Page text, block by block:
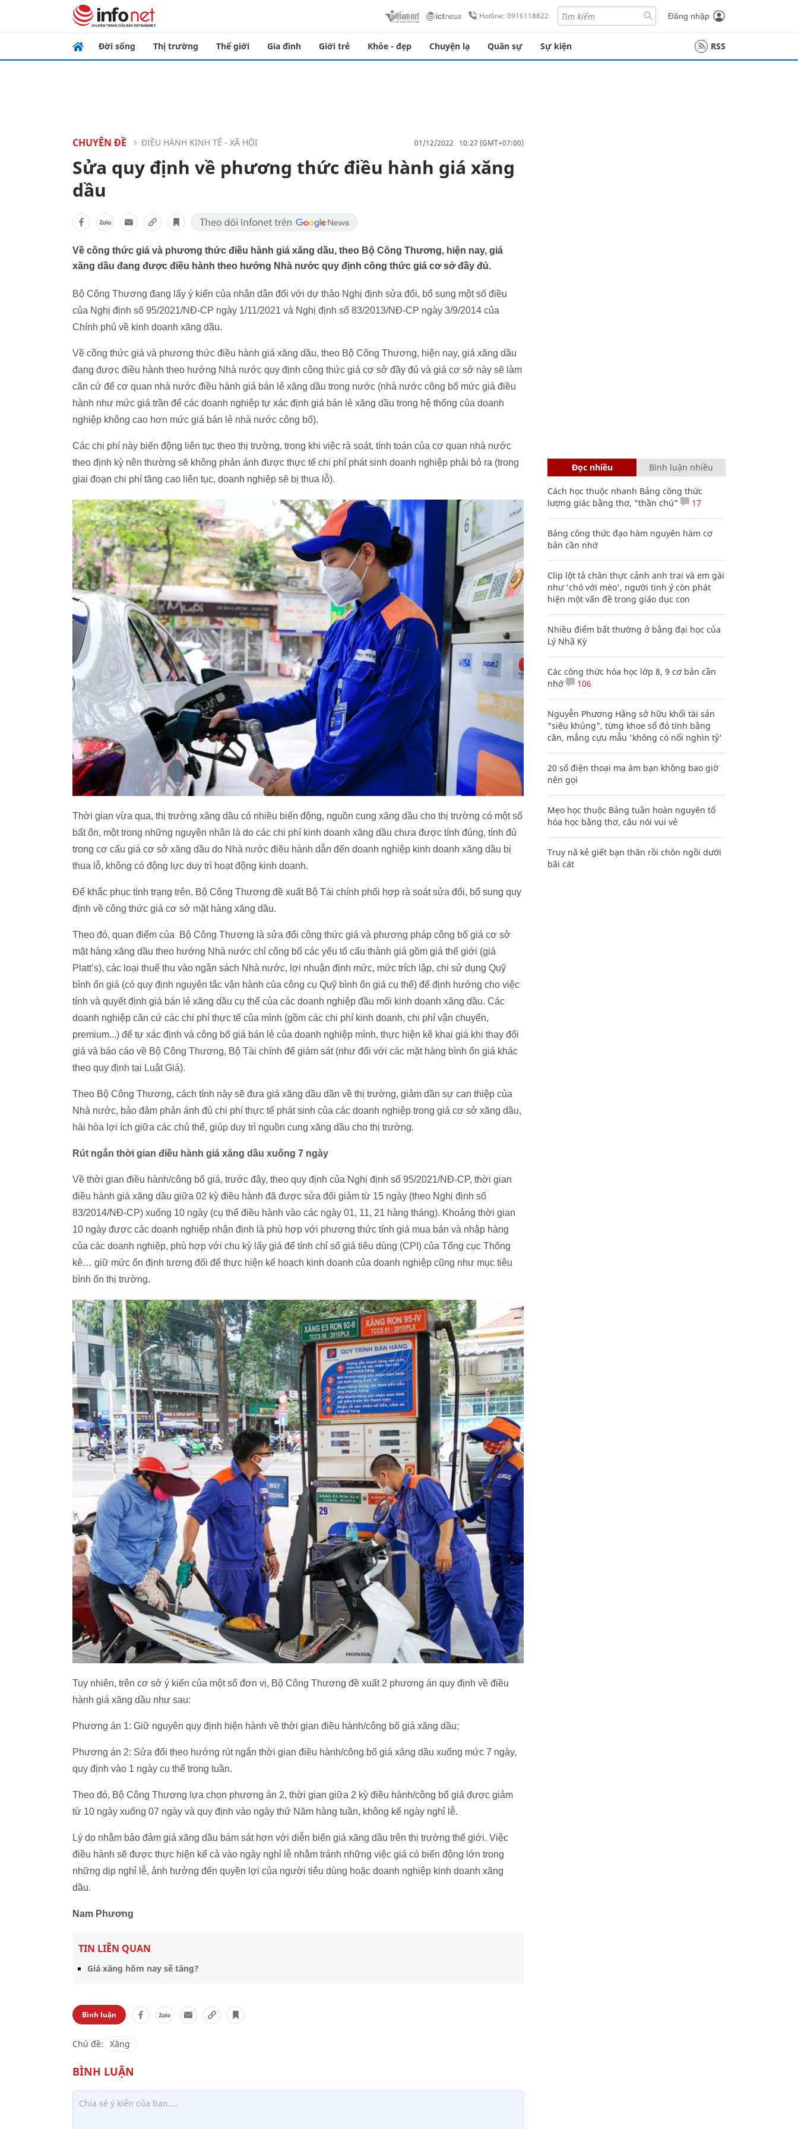
Hotline: 0916118822 Đăng nhập
Đời sống Thị trường Thế giới Gia đình Giới trẻ Khỏe - đẹp Chuyện lạ Quân sự Sự kiện RSS
CHUYÊN ĐỀ ĐIỀU HÀNH KINH TẾ - XÃ HỘI 01/12/2022 10:27 (GMT+07:00)
Sửa quy định về phương thức điều hành giá xăng
dầu
Về công thức giá và phương thức điều hành giá xăng dầu, theo Bộ Công Thương, hiện nay, giá
xăng dầu đang được điều hành theo hướng Nhà nước quy định công thức giá cơ sở đầy đủ.
Bộ Công Thương đang lấy ý kiến của nhân dân đối với dự thảo Nghị định sửa đổi, bổ sung một số điều
của Nghị định số 95/2021/NĐ-CP ngày 1/11/2021 và Nghị định số 83/2013/NĐ-CP ngày 3/9/2014 của
Chính phủ về kinh doanh xăng dầu.
Về công thức giá và phương thức điều hành giá xăng dầu, theo Bộ Công Thương, hiện nay, giá xăng dầu
đang được điều hành theo hướng Nhà nước quy định công thức giá cơ sở đầy đủ và giá cơ sở này sẽ làm
căn cứ để cơ quan nhà nước điều hành giá bán lẻ xăng dầu trong nước (nhà nước công bố mức giá điều
hành như mức giá trần để các doanh nghiệp tự xác định giá bán lẻ xăng dầu trong hệ thống của doanh
nghiệp không cao hơn mức giá bán lẻ nhà nước công bố).
Các chi phí này biến động liên tục theo thị trường, trong khi việc rà soát, tính toán của cơ quan nhà nước
theo định kỳ nên thường sẽ không phản ánh được thực tế chi phí phát sinh doanh nghiệp phải bỏ ra (trong
giai đoạn chi phí tăng cao liên tục, doanh nghiệp sẽ bị thua lỗ).
Thời gian vừa qua, thị trường xăng dầu có nhiều biến động, nguồn cung xăng dầu cho thị trường có một số
bất ổn, một trong những nguyên nhân là do các chi phí kinh doanh xăng dầu chưa được tính đúng, tính đủ
trong cơ cấu giá cơ sở xăng dầu do Nhà nước điều hành dẫn đến doanh nghiệp kinh doanh xăng dầu bị
thua lỗ, không có động lực duy trì hoạt động kinh doanh.
Để khắc phục tình trạng trên, Bộ Công Thương đề xuất Bộ Tài chính phối hợp rà soát sửa đổi, bổ sung quy
định về công thức giá cơ sở mặt hàng xăng dầu.
Theo đó, quan điểm của Bộ Công Thương là sửa đổi công thức giá và phương pháp công bố giá cơ sở
mặt hàng xăng dầu theo hướng Nhà nước chỉ công bố các yếu tố cấu thành giá gồm giá thế giới (giá
Platt’s), các loại thuế thu vào ngân sách Nhà nước, lợi nhuận định mức, mức trích lập, chi sử dụng Quỹ
bình ổn giá (có quy định nguyên tắc vận hành của công cụ Quỹ bình ổn giá cụ thể) để định hướng cho việc
tính và quyết định giá bán lẻ xăng dầu cụ thể của các doanh nghiệp đầu mối kinh doanh xăng dầu. Các
doanh nghiệp căn cứ các chi phí thực tế của mình (gồm các chi phí kinh doanh, chi phí vận chuyển,
premium...) để tự xác định và công bố giá bán lẻ của doanh nghiệp mình, thực hiện kê khai giá khi thay đổi
giá và báo cáo về Bộ Công Thương, Bộ Tài chính để giám sát (như đối với các mặt hàng bình ổn giá khác
theo quy định tại Luật Giá).
Theo Bộ Công Thương, cách tính này sẽ đưa giá xăng dầu dần về thị trường, giảm dần sự can thiệp của
Nhà nước, bảo đảm phản ánh đủ chi phí thực tế phát sinh của các doanh nghiệp trong giá cơ sở xăng dầu,
hài hòa lợi ích giữa các chủ thể, giúp duy trì nguồn cung xăng dầu cho thị trường.
Rút ngắn thời gian điều hành giá xăng dầu xuống 7 ngày
Về thời gian điều hành/công bố giá, trước đây, theo quy định của Nghị định số 95/2021/NĐ-CP, thời gian
điều hành giá xăng dầu giữa 02 kỳ điều hành đã được sửa đổi giảm từ 15 ngày (theo Nghị định số
83/2014/NĐ-CP) xuống 10 ngày (cụ thể điều hành vào các ngày 01, 11, 21 hàng tháng). Khoảng thời gian
10 ngày được các doanh nghiệp nhận định là phù hợp với phương thức tính giá mua bán và nhập hàng
của các doanh nghiệp, phù hợp với chu kỳ lấy giá để tính chỉ số giá tiêu dùng (CPI) của Tổng cục Thống
kê… giữ mức ổn định tương đối để thực hiện kế hoạch kinh doanh của doanh nghiệp cũng như mục tiêu
bình ổn thị trường.
Tuy nhiên, trên cơ sở ý kiến của một số đơn vị, Bộ Công Thương đề xuất 2 phương án quy định về điều
hành giá xăng dầu như sau:
Phương án 1: Giữ nguyên quy định hiện hành về thời gian điều hành/công bố giá xăng dầu;
Phương án 2: Sửa đổi theo hướng rút ngắn thời gian điều hành/công bố giá xăng dầu xuống mức 7 ngày,
quy định vào 1 ngày cụ thể trong tuần.
Theo đó, Bộ Công Thương lựa chọn phương án 2, thời gian giữa 2 kỳ điều hành/công bố giá được giảm
từ 10 ngày xuống 07 ngày và quy định vào ngày thứ Năm hàng tuần, không kể ngày nghỉ lễ.
Lý do nhằm bảo đảm giá xăng dầu bám sát hơn với diễn biến giá xăng dầu trên thị trường thế giới. Việc
điều hành sẽ được thực hiện kể cả vào ngày nghỉ lễ nhằm tránh những việc giá có biến động lớn trong
những dịp nghỉ lễ, ảnh hưởng đến quyền lợi của người tiêu dùng hoặc doanh nghiệp kinh doanh xăng
dầu.
Nam Phương
TIN LIÊN QUAN
Giá xăng hôm nay sẽ tăng?
Bình luận
Chủ đề: Xăng
Đọc nhiều Bình luận nhiều
Cách học thuộc nhanh Bảng công thức
lượng giác bằng thơ, "thần chú"
17
Bảng công thức đạo hàm nguyên hàm cơ
bản cần nhớ
Clip lột tả chân thực cảnh anh trai và em gái
như 'chó với mèo', người tinh ý còn phát
hiện một vấn đề trong giáo dục con
Nhiều điểm bất thường ở bằng đại học của
Lý Nhã Kỳ
Các công thức hóa học lớp 8, 9 cơ bản cần
nhớ
106
Nguyễn Phương Hằng sở hữu khối tài sản
"siêu khủng", từng khoe sổ đỏ tính bằng
cân, mắng cựu mẫu 'không có nổi nghìn tỷ'
20 số điện thoại ma ám bạn không bao giờ
nên gọi
Mẹo học thuộc Bảng tuần hoàn nguyên tố
hóa học bằng thơ, câu nói vui vẻ
Truy nã kẻ giết bạn thân rồi chôn ngồi dưới
bãi cát